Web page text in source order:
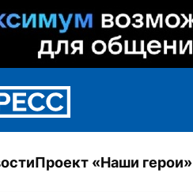
Проект «Наши герои»